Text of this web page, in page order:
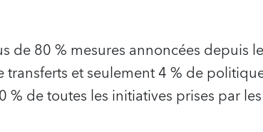
de 80 % mesures annoncées depuis
et seulement 4 % de
% de toutes les initiatives prises par